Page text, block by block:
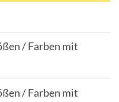
/ Farben mit
/ Farben mit